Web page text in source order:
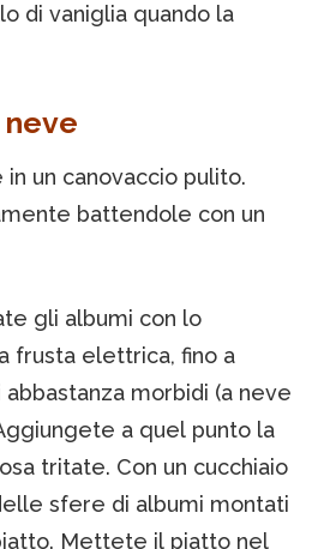
di vaniglia quando la
un canovaccio pulito.
battendole con un
gli albumi con lo
frusta elettrica, fino a
morbidi (a neve
a quel punto la
tritate. Con un cucchiaio
sfere di albumi montati
Mettete il piatto nel